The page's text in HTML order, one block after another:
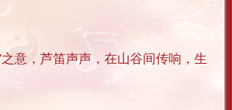
之意，芦笛声声，在山谷间传响，生